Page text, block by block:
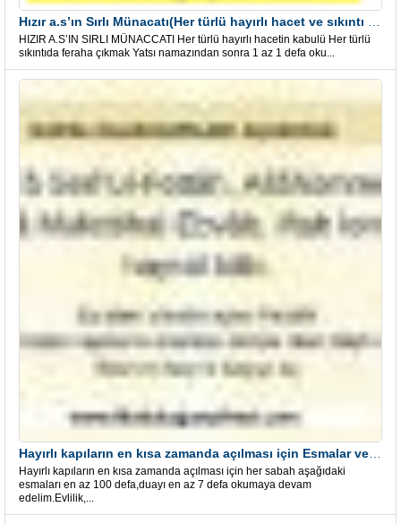
HIZIR A.S’IN SIRLI MÜNACCATI Her türlü hayırlı hacetin kabulü Her türlü
sıkıntıda feraha çıkmak Yatsı namazından sonra 1 az 1 defa oku...
Hayırlı kapıların en kısa zamanda açılması için her sabah aşağıdaki
esmaları en az 100 defa,duayı en az 7 defa okumaya devam
edelim.Evlilik,...